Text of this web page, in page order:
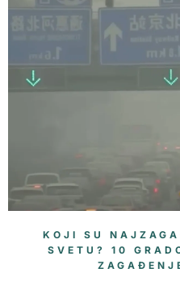
KOJI SU
SVETU? 10